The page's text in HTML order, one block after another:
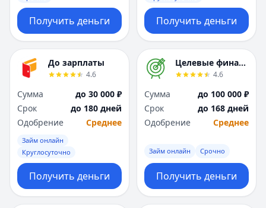
Получить деньги Получить деньги
До зарплаты
4.6
Сумма
до 30 000 ₽
Срок
до 180 дней
Одобрение
Среднее
Займ онлайн
Круглосуточно
Получить деньги
Целевые финансы
4.6
Сумма
до 100 000 ₽
Срок
до 168 дней
Одобрение
Среднее
Займ онлайн Срочно
Получить деньги